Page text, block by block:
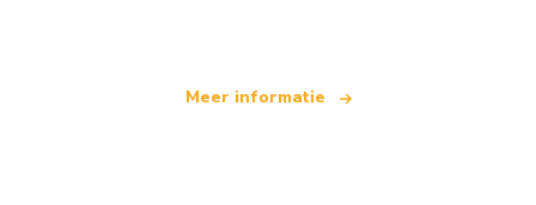
Meer informatie